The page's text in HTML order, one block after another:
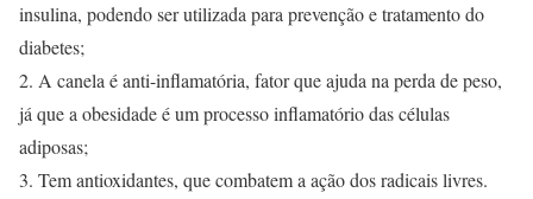
insulina, podendo ser utilizada para prevenção e tratamento do
diabetes;
2. A canela é anti-inflamatória, fator que ajuda na perda de peso,
já que a obesidade é um processo inflamatório das células
adiposas;
3. Tem antioxidantes, que combatem a ação dos radicais livres.